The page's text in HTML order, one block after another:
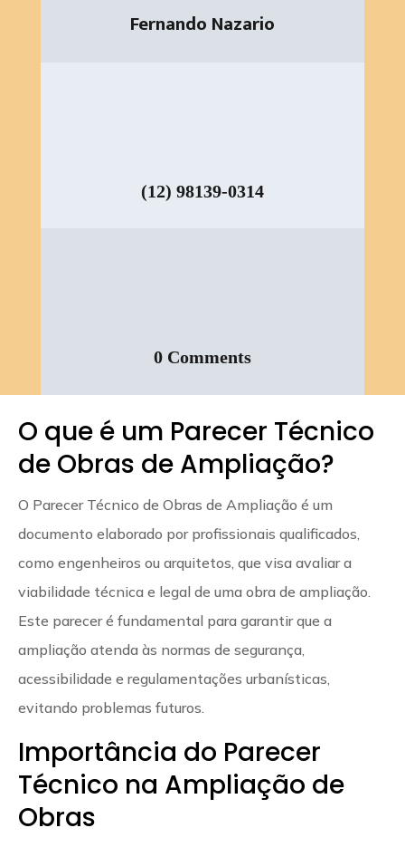
Fernando Nazario
(12) 98139-0314
0 Comments
O que é um Parecer Técnico
de Obras de Ampliação?
O Parecer Técnico de Obras de Ampliação é um
documento elaborado por profissionais qualificados,
como engenheiros ou arquitetos, que visa avaliar a
viabilidade técnica e legal de uma obra de ampliação.
Este parecer é fundamental para garantir que a
ampliação atenda às normas de segurança,
acessibilidade e regulamentações urbanísticas,
evitando problemas futuros.
Importância do Parecer
Técnico na Ampliação de
Obras